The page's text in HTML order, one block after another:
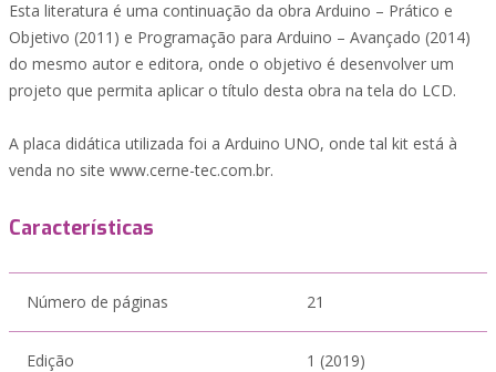
Esta literatura é uma continuação da obra Arduino – Prático e
Objetivo (2011) e Programação para Arduino – Avançado (2014)
do mesmo autor e editora, onde o objetivo é desenvolver um
projeto que permita aplicar o título desta obra na tela do LCD.
A placa didática utilizada foi a Arduino UNO, onde tal kit está à
venda no site www.cerne-tec.com.br.
Características
Número de páginas 21
Edição 1 (2019)